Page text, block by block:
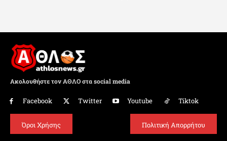
Ακολουθήστε τον ΑΘΛΟ στα social media
Facebook Twitter Youtube Tiktok
Όροι Χρήσης Πολιτική Απορρήτου